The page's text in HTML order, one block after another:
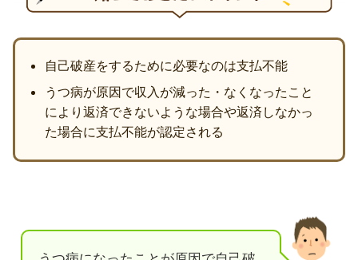
自己破産をするために必要なのは支払不能
うつ病が原因で収入が減った・なくなったこと
により返済できないような場合や返済しなかっ
た場合に支払不能が認定される